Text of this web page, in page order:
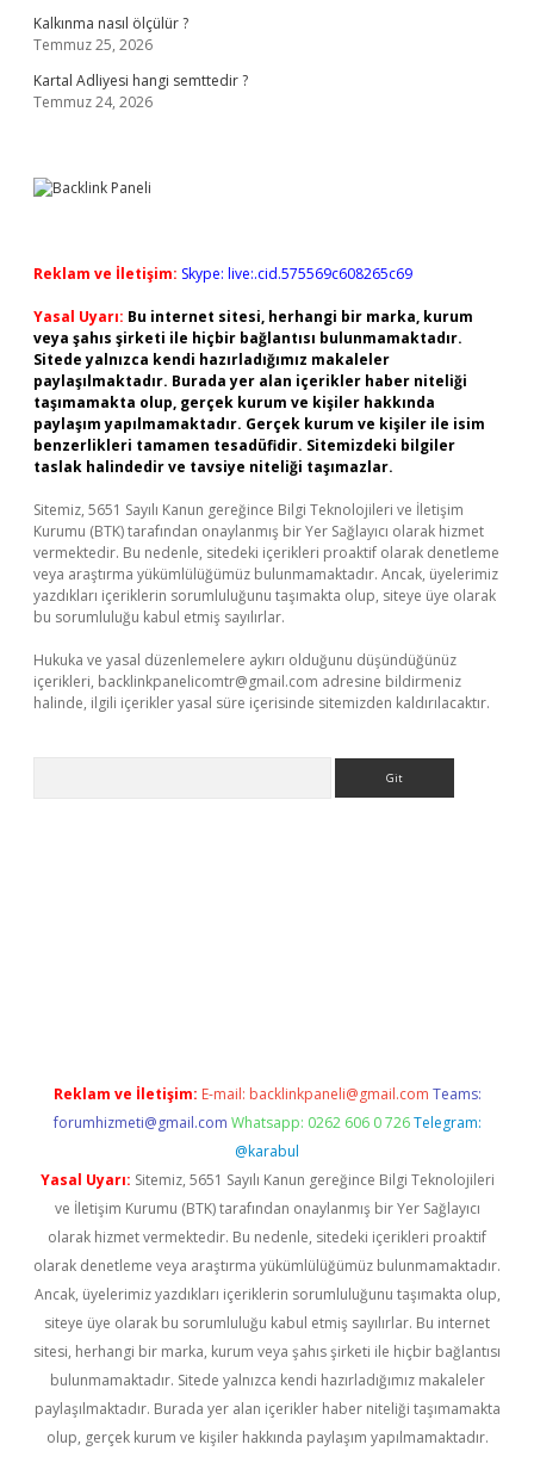
Kalkınma nasıl ölçülür ?
Temmuz 25, 2026
Kartal Adliyesi hangi semttedir ?
Temmuz 24, 2026
Reklam ve İletişim: Skype: live:.cid.575569c608265c69
Yasal Uyarı: Bu internet sitesi, herhangi bir marka, kurum
veya şahıs şirketi ile hiçbir bağlantısı bulunmamaktadır.
Sitede yalnızca kendi hazırladığımız makaleler
paylaşılmaktadır. Burada yer alan içerikler haber niteliği
taşımamakta olup, gerçek kurum ve kişiler hakkında
paylaşım yapılmamaktadır. Gerçek kurum ve kişiler ile isim
benzerlikleri tamamen tesadüfidir. Sitemizdeki bilgiler
taslak halindedir ve tavsiye niteliği taşımazlar.
Sitemiz, 5651 Sayılı Kanun gereğince Bilgi Teknolojileri ve İletişim
Kurumu (BTK) tarafından onaylanmış bir Yer Sağlayıcı olarak hizmet
vermektedir. Bu nedenle, sitedeki içerikleri proaktif olarak denetleme
veya araştırma yükümlülüğümüz bulunmamaktadır. Ancak, üyelerimiz
yazdıkları içeriklerin sorumluluğunu taşımakta olup, siteye üye olarak
bu sorumluluğu kabul etmiş sayılırlar.
Hukuka ve yasal düzenlemelere aykırı olduğunu düşündüğünüz
içerikleri, backlinkpanelicomtr@gmail.com adresine bildirmeniz
halinde, ilgili içerikler yasal süre içerisinde sitemizden kaldırılacaktır.
Reklam ve İletişim: E-mail: backlinkpaneli@gmail.com Teams:
forumhizmeti@gmail.com Whatsapp: 0262 606 0 726 Telegram:
@karabul
Yasal Uyarı: Sitemiz, 5651 Sayılı Kanun gereğince Bilgi Teknolojileri
ve İletişim Kurumu (BTK) tarafından onaylanmış bir Yer Sağlayıcı
olarak hizmet vermektedir. Bu nedenle, sitedeki içerikleri proaktif
olarak denetleme veya araştırma yükümlülüğümüz bulunmamaktadır.
Ancak, üyelerimiz yazdıkları içeriklerin sorumluluğunu taşımakta olup,
siteye üye olarak bu sorumluluğu kabul etmiş sayılırlar. Bu internet
sitesi, herhangi bir marka, kurum veya şahıs şirketi ile hiçbir bağlantısı
bulunmamaktadır. Sitede yalnızca kendi hazırladığımız makaleler
paylaşılmaktadır. Burada yer alan içerikler haber niteliği taşımamakta
olup, gerçek kurum ve kişiler hakkında paylaşım yapılmamaktadır.